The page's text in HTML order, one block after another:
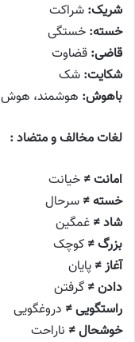
شریک: شراکت
خسته: خستگی
قاضی: قضاوت
شکایت: شک
باهوش: هوشمند، هوش
لغات مخالف و متضاد :
امانت ≠ خیانت
خسته ≠ سرحال
شاد ≠ غمگین
بزرگ ≠ کوچک
آغاز ≠ پایان
دادن ≠ گرفتن
راستگویی ≠ دروغگویی
خوشحال ≠ ناراحت